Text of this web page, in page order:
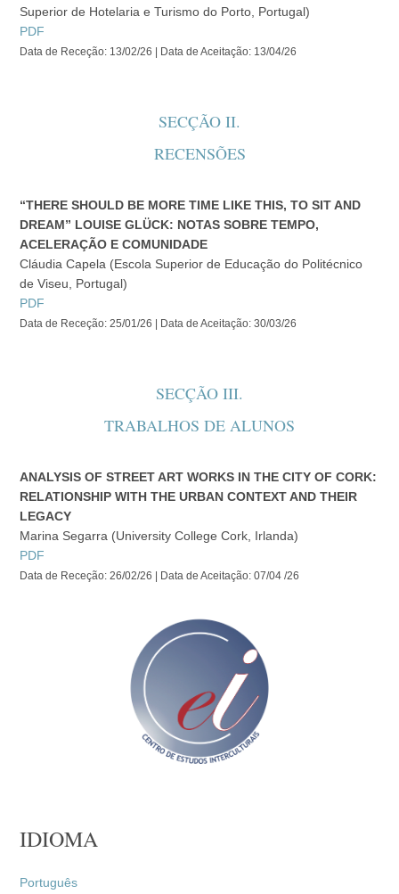
Superior de Hotelaria e Turismo do Porto, Portugal)
PDF
Data de Receção: 13/02/26 | Data de Aceitação: 13/04/26
SECÇÃO II.
RECENSÕES
“THERE SHOULD BE MORE TIME LIKE THIS, TO SIT AND
DREAM” LOUISE GLÜCK: NOTAS SOBRE TEMPO,
ACELERAÇÃO E COMUNIDADE
Cláudia Capela (Escola Superior de Educação do Politécnico
de Viseu, Portugal)
PDF
Data de Receção: 25/01/26 | Data de Aceitação: 30/03/26
SECÇÃO III.
TRABALHOS DE ALUNOS
ANALYSIS OF STREET ART WORKS IN THE CITY OF CORK:
RELATIONSHIP WITH THE URBAN CONTEXT AND THEIR
LEGACY
Marina Segarra (University College Cork, Irlanda)
PDF
Data de Receção: 26/02/26 | Data de Aceitação: 07/04 /26
IDIOMA
Português